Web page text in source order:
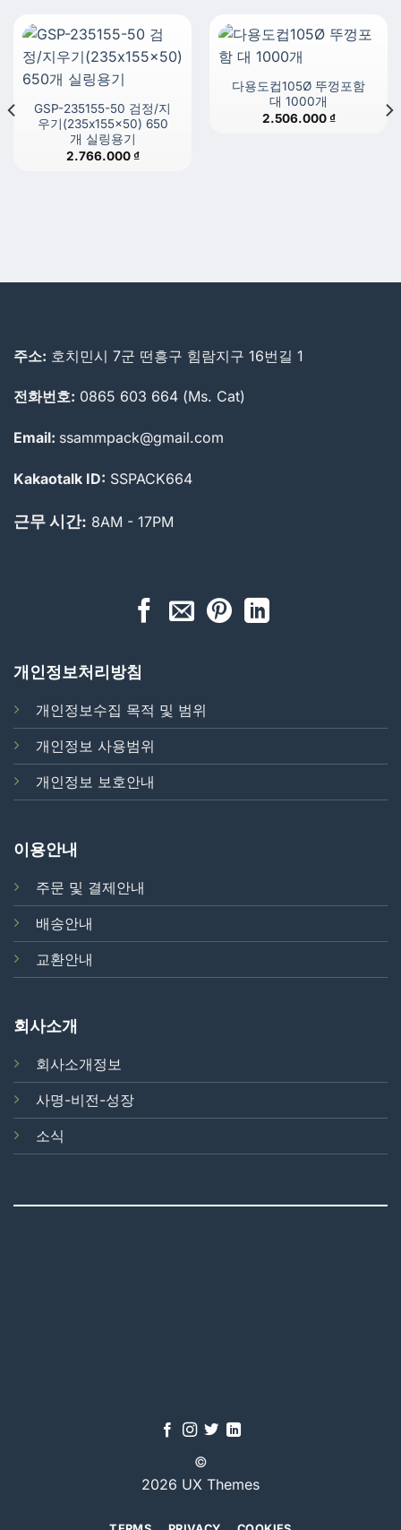
GSP-235155-50 검정/지
우기(235x155x50) 650
개 실링용기
2.766.000₫
다용도컵105Ø 뚜껑포함
대 1000개
2.506.000₫
주소: 호치민시 7군 떤흥구 힘람지구 16번길 1
전화번호: 0865 603 664 (Ms. Cat)
Email: ssammpack@gmail.com
Kakaotalk ID: SSPACK664
근무 시간: 8AM - 17PM
개인정보처리방침
개인정보수집 목적 및 범위
개인정보 사용범위
개인정보 보호안내
이용안내
주문 및 결제안내
배송안내
교환안내
회사소개
회사소개정보
사명-비전-성장
소식
©
2026 UX Themes